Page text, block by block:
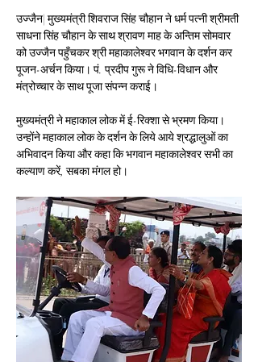
उज्जैन| मुख्यमंत्री शिवराज सिंह चौहान ने धर्म पत्नी श्रीमती
साधना सिंह चौहान के साथ श्रावण माह के अन्तिम सोमवार
को उज्जैन पहुँचकर श्री महाकालेश्वर भगवान के दर्शन कर
पूजन-अर्चन किया। पं. प्रदीप गुरू ने विधि-विधान और
मंत्रोच्चार के साथ पूजा संपन्न कराई।
मुख्यमंत्री ने महाकाल लोक में ई-रिक्शा से भ्रमण किया।
उन्होंने महाकाल लोक के दर्शन के लिये आये श्रद्धालुओं का
अभिवादन किया और कहा कि भगवान महाकालेश्वर सभी का
कल्याण करें, सबका मंगल हो।